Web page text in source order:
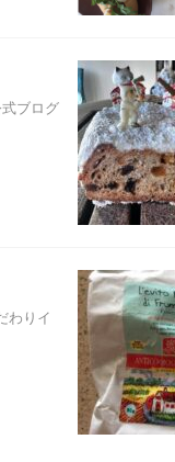
ブログ
わりイ